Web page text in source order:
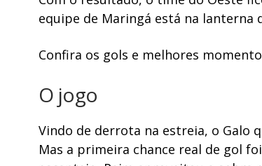
equipe de Maringá está na lanterna
Confira os gols e melhores
O jogo
Vindo de derrota na estreia, o Galo
Mas a primeira chance real de gol